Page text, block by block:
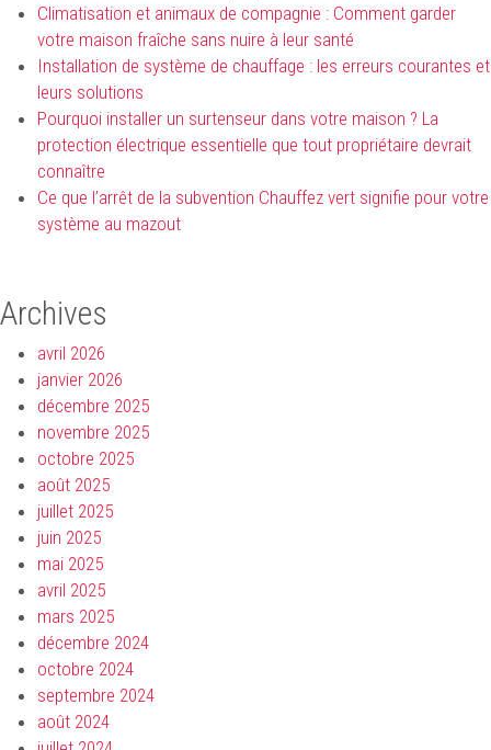
Climatisation et animaux de compagnie : Comment garder
votre maison fraîche sans nuire à leur santé
Installation de système de chauffage : les erreurs courantes et
leurs solutions
Pourquoi installer un surtenseur dans votre maison ? La
protection électrique essentielle que tout propriétaire devrait
connaître
Ce que l’arrêt de la subvention Chauffez vert signifie pour votre
système au mazout
Archives
avril 2026
janvier 2026
décembre 2025
novembre 2025
octobre 2025
août 2025
juillet 2025
juin 2025
mai 2025
avril 2025
mars 2025
décembre 2024
octobre 2024
septembre 2024
août 2024